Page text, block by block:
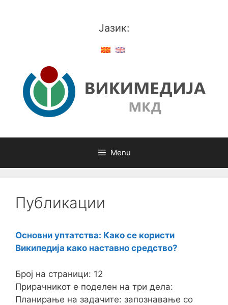
Јазик:
Menu
Публикации
Основни уптатства: Како се користи
Википедија како наставно средство?
Број на страници: 12
Прирачникот е поделен на три дела:
Планирање на задачите: запознавање со